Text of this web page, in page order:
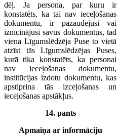
dēļ. Ja persona, par kuru ir
konstatēts, ka tai nav ieceļošanas
dokumentu, ir pazaudējusi vai
iznīcinājusi savus dokumentus, tad
viena Līgumslēdzēja Puse to vietā
atzīst tās Līgumslēdzējas Puses,
kurā tika konstatēts, ka personai
nav ieceļošanas dokumentu,
institūcijas izdotu dokumentu, kas
apstiprina tās izceļošanas un
ieceļošanas apstākļus.
14. pants
Apmaiņa ar informāciju